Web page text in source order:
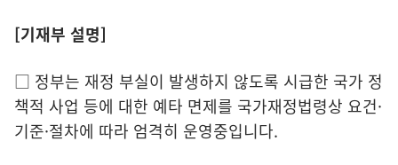
[기재부 설명]
□ 정부는 재정 부실이 발생하지 않도록 시급한 국가 정
책적 사업 등에 대한 예타 면제를 국가재정법령상 요건·
기준·절차에 따라 엄격히 운영중입니다.